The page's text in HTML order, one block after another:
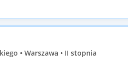
• Warszawa • II stopnia